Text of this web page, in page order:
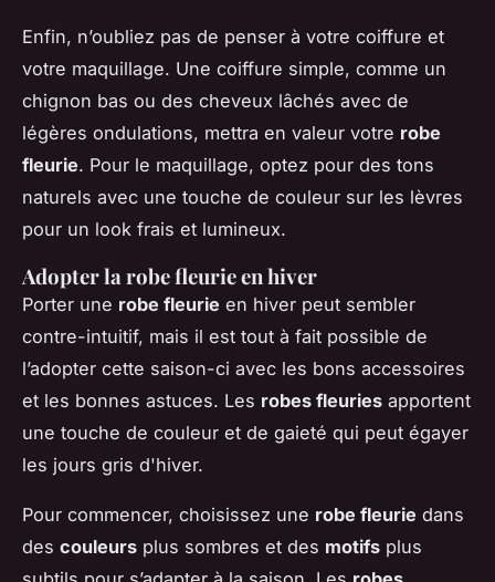
Enfin, n’oubliez pas de penser à votre coiffure et
votre maquillage. Une coiffure simple, comme un
chignon bas ou des cheveux lâchés avec de
légères ondulations, mettra en valeur votre robe
fleurie. Pour le maquillage, optez pour des tons
naturels avec une touche de couleur sur les lèvres
pour un look frais et lumineux.
Adopter la robe fleurie en hiver
Porter une robe fleurie en hiver peut sembler
contre-intuitif, mais il est tout à fait possible de
l’adopter cette saison-ci avec les bons accessoires
et les bonnes astuces. Les robes fleuries apportent
une touche de couleur et de gaieté qui peut égayer
les jours gris d'hiver.
Pour commencer, choisissez une robe fleurie dans
des couleurs plus sombres et des motifs plus